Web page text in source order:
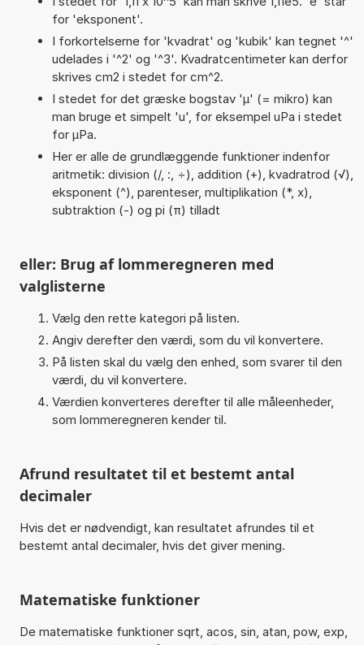
for 'eksponent'.
I forkortelserne for 'kvadrat' og 'kubik' kan tegnet '^'
udelades i '^2' og '^3'. Kvadratcentimeter kan derfor
skrives cm2 i stedet for cm^2.
I stedet for det græske bogstav 'µ' (= mikro) kan
man bruge et simpelt 'u', for eksempel uPa i stedet
for µPa.
Her er alle de grundlæggende funktioner indenfor
aritmetik: division (/, :, ÷), addition (+), kvadratrod (√),
eksponent (^), parenteser, multiplikation (*, x),
subtraktion (-) og pi (π) tilladt
eller: Brug af lommeregneren med
valglisterne
Vælg den rette kategori på listen.
Angiv derefter den værdi, som du vil konvertere.
På listen skal du vælg den enhed, som svarer til den
værdi, du vil konvertere.
Værdien konverteres derefter til alle måleenheder,
som lommeregneren kender til.
Afrund resultatet til et bestemt antal
decimaler
Hvis det er nødvendigt, kan resultatet afrundes til et
bestemt antal decimaler, hvis det giver mening.
Matematiske funktioner
De matematiske funktioner sqrt, acos, sin, atan, pow, exp,